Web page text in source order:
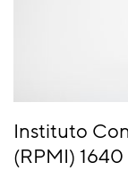
Instituto
(RPMI)